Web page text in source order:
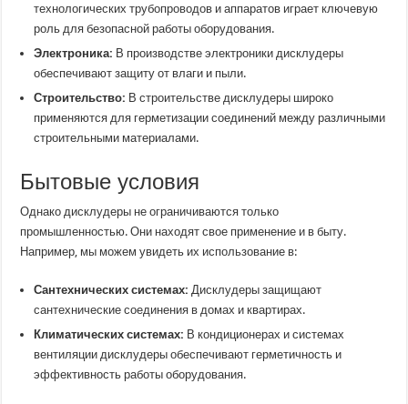
технологических трубопроводов и аппаратов играет ключевую
роль для безопасной работы оборудования.
Электроника: В производстве электроники дисклудеры
обеспечивают защиту от влаги и пыли.
Строительство: В строительстве дисклудеры широко
применяются для герметизации соединений между различными
строительными материалами.
Бытовые условия
Однако дисклудеры не ограничиваются только
промышленностью. Они находят свое применение и в быту.
Например, мы можем увидеть их использование в:
Сантехнических системах: Дисклудеры защищают
сантехнические соединения в домах и квартирах.
Климатических системах: В кондиционерах и системах
вентиляции дисклудеры обеспечивают герметичность и
эффективность работы оборудования.